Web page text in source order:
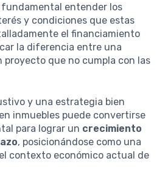
fundamental entender los
y condiciones que estas
el financiamiento
la diferencia entre una
proyecto que no cumpla con las
y una estrategia bien
inmuebles puede convertirse
para lograr un crecimiento
, posicionándose como una
contexto económico actual de